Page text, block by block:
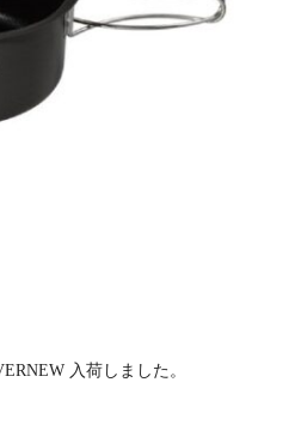
入荷しました。